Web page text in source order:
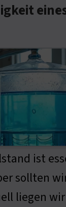
ist
sollten
liegen